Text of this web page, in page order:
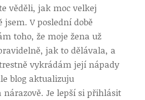
věděli, jak moc velkej
V poslední době
toho, že moje žena už
jak to dělávala, a
vykrádám její nápady
blog aktualizuju
nárazově. Je lepší si přihlásit